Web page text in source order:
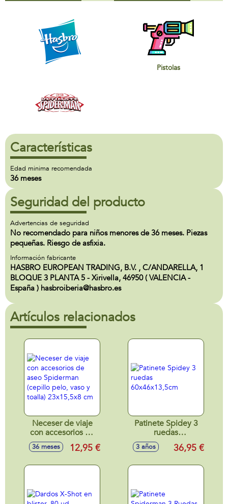
Pistolas
Características
Edad minima recomendada
36 meses
Seguridad del producto
Advertencias de seguridad
No recomendado para niños menores de 36 meses. Piezas
pequeñas. Riesgo de asfixia.
Información fabricante
HASBRO EUROPEAN TRADING, B.V. , C/ANDARELLA, 1
BLOQUE 3 PLANTA 5 - Xirivella, 46950 ( VALENCIA -
España ) hasbroiberia@hasbro.es
Artículos relacionados
Neceser de viaje
con accesorios de
aseo Spiderman
(cepillo pelo, vaso y
36 meses 12,95 €
Patinete Spidey 3
ruedas
60x46x13,5cm
3 años 36,95 €